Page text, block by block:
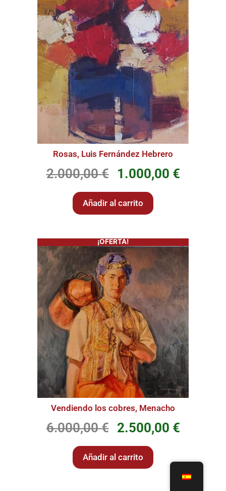
Rosas, Luis Fernández Hebrero
2.000,00€ 1.000,00 €
Añadir al carrito
¡OFERTA!
Vendiendo los cobres, Menacho
6.000,00€ 2.500,00 €
Añadir al carrito